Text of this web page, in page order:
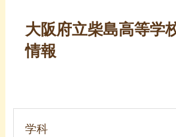
大阪府立柴島高等学
情報
学科